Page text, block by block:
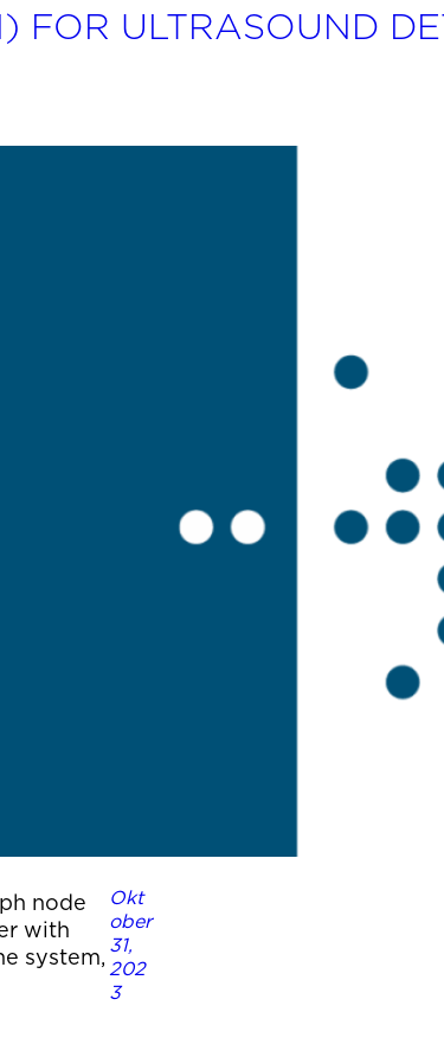
FOR ULTRASOUND
node
with
system,
Okt
ober
31,
202
3